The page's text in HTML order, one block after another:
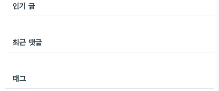
인기 글
최근 댓글
태그